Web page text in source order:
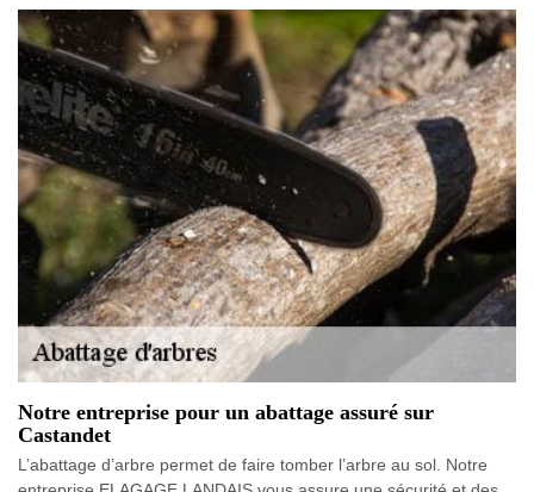
Notre entreprise pour un abattage assuré sur
Castandet
L’abattage d’arbre permet de faire tomber l’arbre au sol. Notre